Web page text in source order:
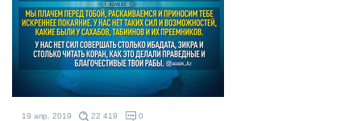
19 апр. 2019 22 419 0